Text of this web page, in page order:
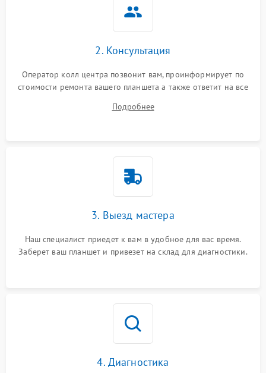
2. Консультация
Оператор колл центра позвонит вам, проинформирует по
стоимости ремонта вашего планшета а также ответит на все
Подробнее
3. Выезд мастера
Наш специалист приедет к вам в удобное для вас время.
Заберет ваш планшет и привезет на склад для диагностики.
4. Диагностика